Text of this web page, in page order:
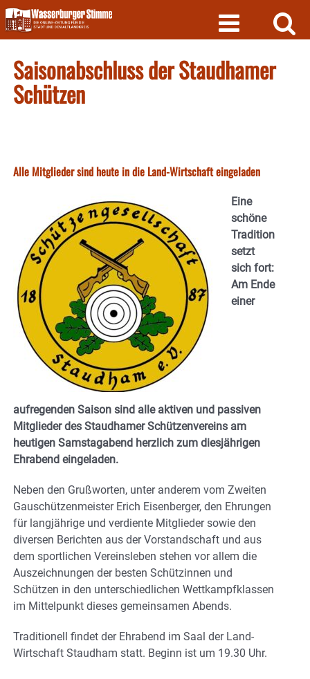
Skip
to
content
Saisonabschluss der Staudhamer
Schützen
Alle Mitglieder sind heute in die Land-Wirtschaft eingeladen
Eine
schöne
Tradition
setzt
sich fort:
Am Ende
einer
aufregenden Saison sind alle aktiven und passiven
Mitglieder des Staudhamer Schützenvereins am
heutigen Samstagabend herzlich zum diesjährigen
Ehrabend eingeladen.
Neben den Grußworten, unter anderem vom Zweiten
Gauschützenmeister Erich Eisenberger, den Ehrungen
für langjährige und verdiente Mitglieder sowie den
diversen Berichten aus der Vorstandschaft und aus
dem sportlichen Vereinsleben stehen vor allem die
Auszeichnungen der besten Schützinnen und
Schützen in den unterschiedlichen Wettkampfklassen
im Mittelpunkt dieses gemeinsamen Abends.
Traditionell findet der Ehrabend im Saal der Land-
Wirtschaft Staudham statt. Beginn ist um 19.30 Uhr.